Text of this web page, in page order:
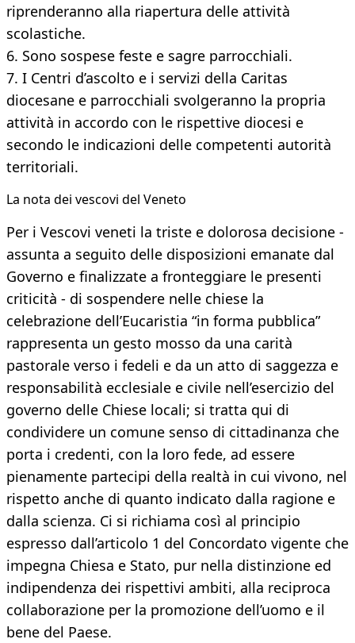
riprenderanno alla riapertura delle attività
scolastiche.
6. Sono sospese feste e sagre parrocchiali.
7. I Centri d’ascolto e i servizi della Caritas
diocesane e parrocchiali svolgeranno la propria
attività in accordo con le rispettive diocesi e
secondo le indicazioni delle competenti autorità
territoriali.
La nota dei vescovi del Veneto
Per i Vescovi veneti la triste e dolorosa decisione -
assunta a seguito delle disposizioni emanate dal
Governo e finalizzate a fronteggiare le presenti
criticità - di sospendere nelle chiese la
celebrazione dell’Eucaristia “in forma pubblica”
rappresenta un gesto mosso da una carità
pastorale verso i fedeli e da un atto di saggezza e
responsabilità ecclesiale e civile nell’esercizio del
governo delle Chiese locali; si tratta qui di
condividere un comune senso di cittadinanza che
porta i credenti, con la loro fede, ad essere
pienamente partecipi della realtà in cui vivono, nel
rispetto anche di quanto indicato dalla ragione e
dalla scienza. Ci si richiama così al principio
espresso dall’articolo 1 del Concordato vigente che
impegna Chiesa e Stato, pur nella distinzione ed
indipendenza dei rispettivi ambiti, alla reciproca
collaborazione per la promozione dell’uomo e il
bene del Paese.